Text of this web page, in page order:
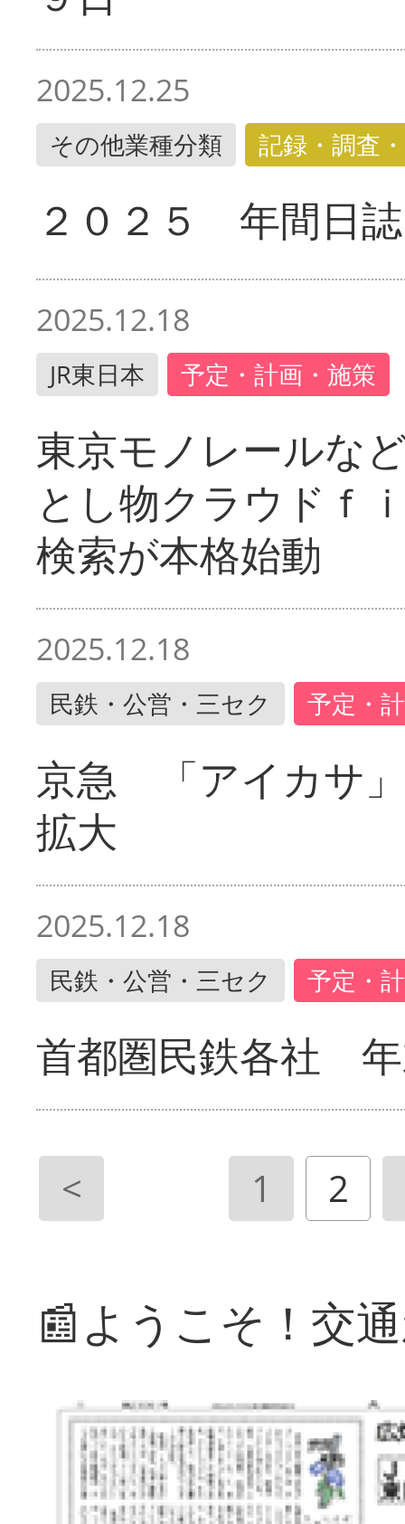
2025.12.25
その他業種分類 記録・調査
２０２５ 年間日誌
2025.12.18
JR東日本 予定・計画・施策
東京モノレールな
とし物クラウドｆ
検索が本格始動
2025.12.18
民鉄・公営・三セク 予定・
京急 「アイカサ
拡大
2025.12.18
民鉄・公営・三セク 予定・
首都圏民鉄各社
< 1 2
📰ようこそ！交